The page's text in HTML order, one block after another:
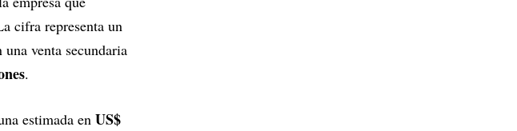
cifra representa un
venta secundaria
.
estimada en US$